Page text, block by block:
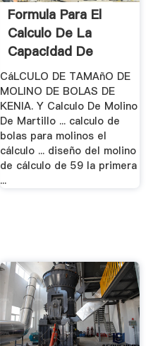
Formula Para El
Calculo De La
Capacidad De
Molino De Martillo
CáLCULO DE TAMAñO DE
MOLINO DE BOLAS DE
KENIA. Y Calculo De Molino
De Martillo ... calculo de
bolas para molinos el
cálculo ... diseño del molino
de cálculo de 59 la primera
...